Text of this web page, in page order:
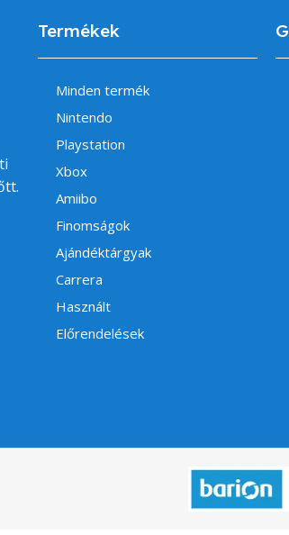
Termékek
Minden termék
Nintendo
Playstation
Xbox
Amiibo
Finomságok
Ajándéktárgyak
Carrera
Használt
Előrendelések